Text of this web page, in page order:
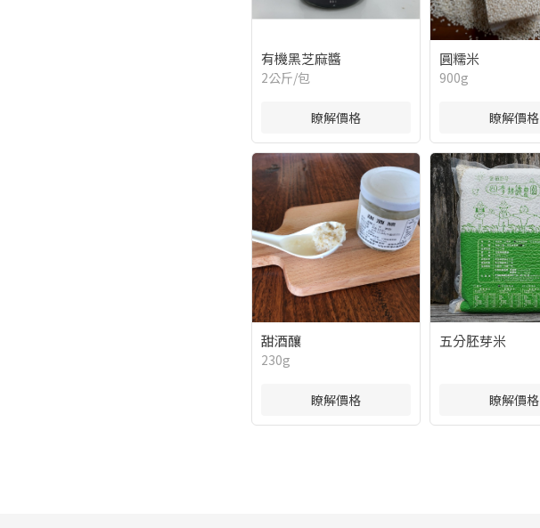
有機黑芝麻醬
2公斤/包
瞭解價格
圓糯米
900g
瞭解價格
甜酒釀
230g
瞭解價格
五分胚芽米
瞭解價格